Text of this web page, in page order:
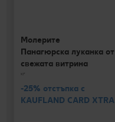
Молерите
Панагюрска луканка от
свежата витрина
кг
-25% отстъпка с
KAUFLAND CARD XTRA